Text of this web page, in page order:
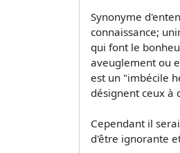
Synonyme
connaissance;
qui font le
aveuglement ou
est un "imbécile
désignent ceux à
Cependant il
d'être ignorante